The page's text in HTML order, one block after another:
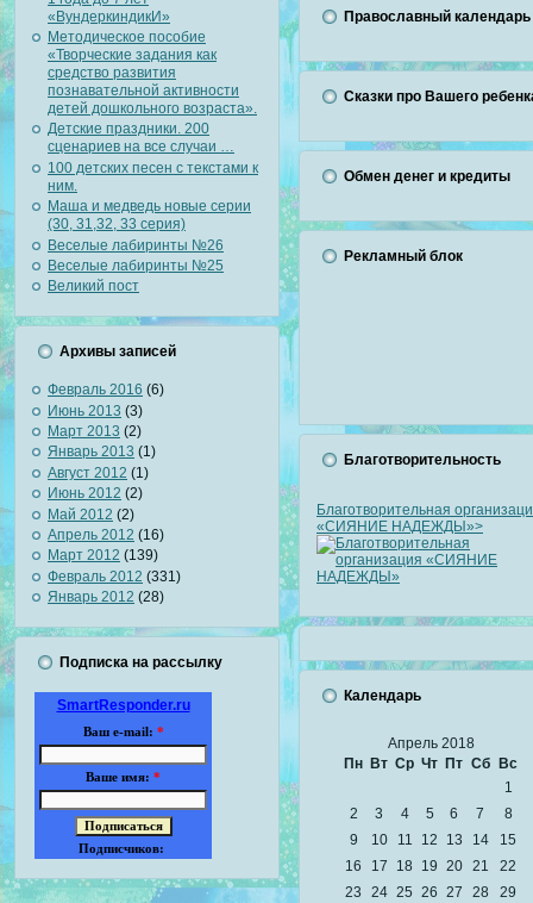
«ВундеркиндикИ»
Методическое пособие
«Творческие задания как
средство развития
познавательной активности
детей дошкольного возраста».
Детские праздники. 200
сценариев на все случаи …
100 детских песен с текстами к
ним.
Маша и медведь новые серии
(30, 31,32, 33 серия)
Веселые лабиринты №26
Веселые лабиринты №25
Великий пост
Архивы записей
Февраль 2016 (6)
Июнь 2013 (3)
Март 2013 (2)
Январь 2013 (1)
Август 2012 (1)
Июнь 2012 (2)
Май 2012 (2)
Апрель 2012 (16)
Март 2012 (139)
Февраль 2012 (331)
Январь 2012 (28)
Подписка на рассылку
SmartResponder.ru
Ваш e-mail: *
Ваше имя: *
Подписчиков:
Православный календарь
Сказки про Вашего
Обмен денег и кредиты
Рекламный блок
Благотворительность
Благотворительная
«СИЯНИЕ НАДЕЖДЫ»>
Календарь
Апрель 2018
Пн Вт Ср Чт Пт Сб Вс
1
2
3 4 5 6 7
8
9
10 11 12 13 14
15
16
17 18 19 20 21
22
23
24 25 26 27 28
29